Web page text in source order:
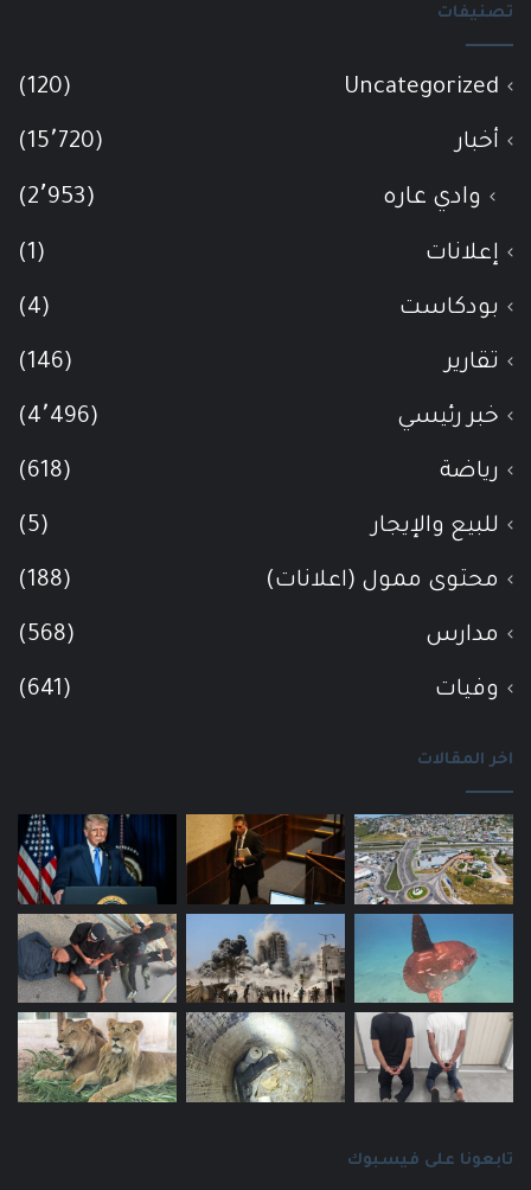
تصنيفات
Uncategorized
(120)
أخبار (15٬720)
وادي عاره (2٬953)
إعلانات (1)
بودكاست (4)
تقارير (146)
خبر رئيسي (4٬496)
رياضة (618)
للبيع والإيجار (5)
محتوى ممول (اعلانات) (188)
مدارس (568)
وفيات (641)
اخر المقالات
تابعونا على فيسبوك